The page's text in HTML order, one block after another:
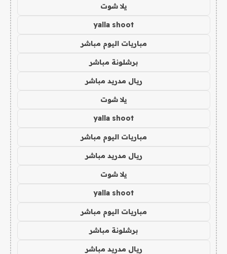
يلا شوت
yalla shoot
مباريات اليوم مباشر
برشلونة مباشر
ريال مدريد مباشر
يلا شوت
yalla shoot
مباريات اليوم مباشر
ريال مدريد مباشر
يلا شوت
yalla shoot
مباريات اليوم مباشر
برشلونة مباشر
ريال مدريد مباشر